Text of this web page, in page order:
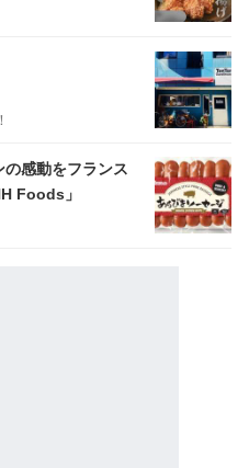
の感動をフランス
Foods」